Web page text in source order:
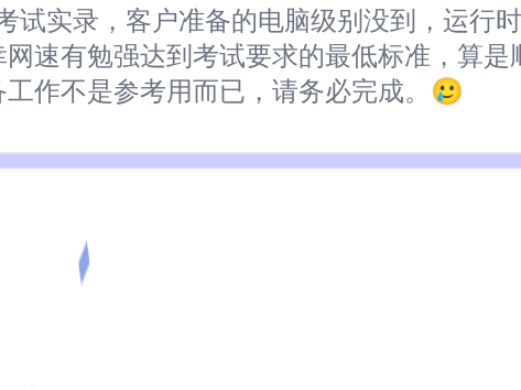
试实录，客户准备的电脑级别没到，运行
速有勉强达到考试要求的最低标准，算是
作不是参考用而已，请务必完成。🥲